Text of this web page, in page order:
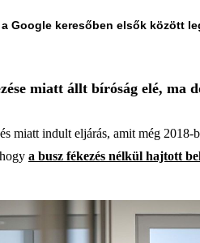
Google keresőben elsők között
miatt állt bíróság elé, ma
miatt indult eljárás, amit még 2018-
a busz fékezés nélkül hajtott